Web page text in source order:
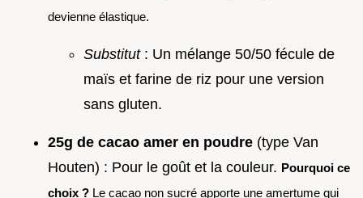
devienne élastique.
Substitut: Un mélange 50/50 fécule de
maïs et farine de riz pour une version
sans gluten.
25g de cacao amer en poudre (type Van
Houten) : Pour le goût et la couleur. Pourquoi ce
choix ? Le cacao non sucré apporte une amertume qui